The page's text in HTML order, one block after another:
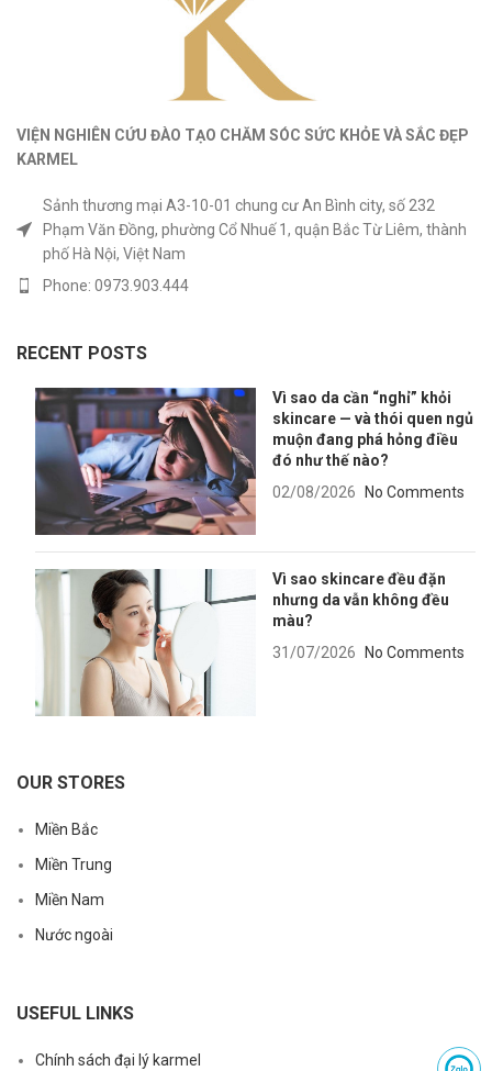
VIỆN NGHIÊN CỨU ĐÀO TẠO CHĂM SÓC SỨC KHỎEVÀSẮC ĐẸP
KARMEL
Sảnh thương mại A3-10-01 chung cư An Bình city, số 232
Phạm Văn Đồng, phường Cổ Nhuế 1, quận Bắc Từ Liêm, thành
phố Hà Nội, Việt Nam
Phone: 0973.903.444
RECENT POSTS
Vì sao da cần “nghỉ” khỏi
skincare — và thói quen ngủ
muộn đang phá hỏng điều
đó như thế nào?
02/08/2026
No Comments
Vì sao skincare đều đặn
nhưng da vẫn không đều
màu?
31/07/2026
No Comments
OUR STORES
Miền Bắc
Miền Trung
Miền Nam
Nước ngoài
USEFUL LINKS
Chính sách đại lý karmel